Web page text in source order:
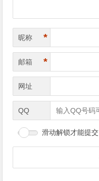
昵称 *
邮箱 *
网址
QQ
滑动解锁才能提交